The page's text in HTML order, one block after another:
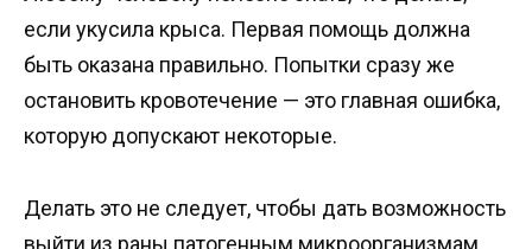
если укусила крыса. Первая помощь должна
быть оказана правильно. Попытки сразу же
остановить кровотечение — это главная ошибка,
которую допускают некоторые.
Делать это не следует, чтобы дать возможность
выйти из раны патогенным микроорганизмам